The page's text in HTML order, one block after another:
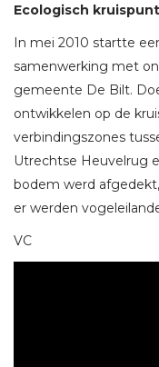
Ecologisch kruispunt
In mei 2010 startte
samenwerking met
gemeente De Bilt.
ontwikkelen op de
verbindingszones
Utrechtse Heuvelrug
bodem werd
er werden
VC